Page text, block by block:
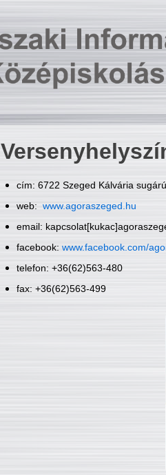
cím: 6722 Szeged Kálvária
web: www.agoraszeged.hu
email:
facebook: www.facebook.com/
telefon: +36(62)563-480
fax: +36(62)563-499